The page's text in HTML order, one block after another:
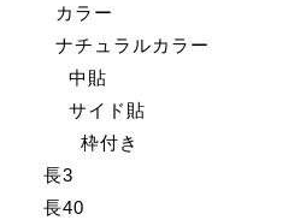
カラー
ナチュラルカラー
中貼
サイド貼
枠付き
長3
長40